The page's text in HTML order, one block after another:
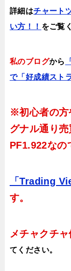
詳細はチャート
い方！！ をご覧
私のブログから
で「好成績スト
※初心者の方
グナル通り
PF1.922なの
「Trading
す。
メチャクチ
てください。